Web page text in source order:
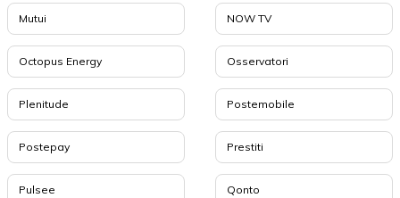
Mutui NOW TV
Octopus Energy Osservatori
Plenitude Postemobile
Postepay Prestiti
Pulsee Qonto